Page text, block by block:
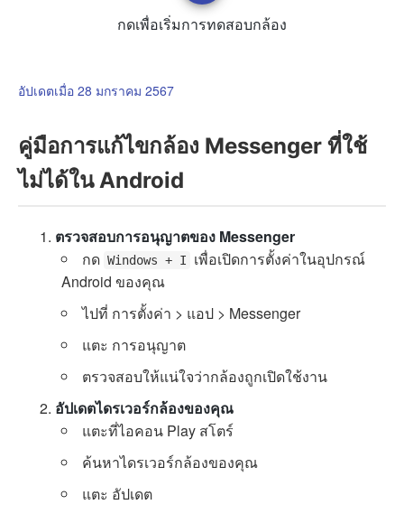
กดเพื่อเริ่มการทดสอบกล้อง
อัปเดตเมื่อ 28 มกราคม 2567
คู่มือการแก้ไขกล้อง Messenger ที่ใช้
ไม่ได้ใน Android
ตรวจสอบการอนุญาตของ Messenger
กด Windows + I
เพื่อเปิดการตั้งค่าในอุปกรณ์
Android ของคุณ
ไปที่ การตั้งค่า > แอป > Messenger
แตะ การอนุญาต
ตรวจสอบให้แน่ใจว่ากล้องถูกเปิดใช้งาน
อัปเดตไดรเวอร์กล้องของคุณ
แตะที่ไอคอน Play สโตร์
ค้นหาไดรเวอร์กล้องของคุณ
แตะ อัปเดต